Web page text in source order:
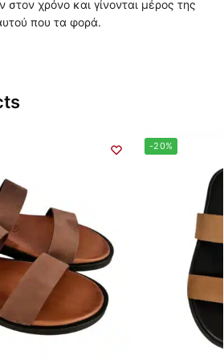
χρόνο και γίνονται μέρος της
που τα φορά.
-20%